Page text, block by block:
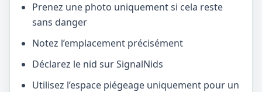
Prenez une photo uniquement si cela reste
sans danger
Notez l’emplacement précisément
Déclarez le nid sur SignalNids
Utilisez l’espace piégeage uniquement pour un